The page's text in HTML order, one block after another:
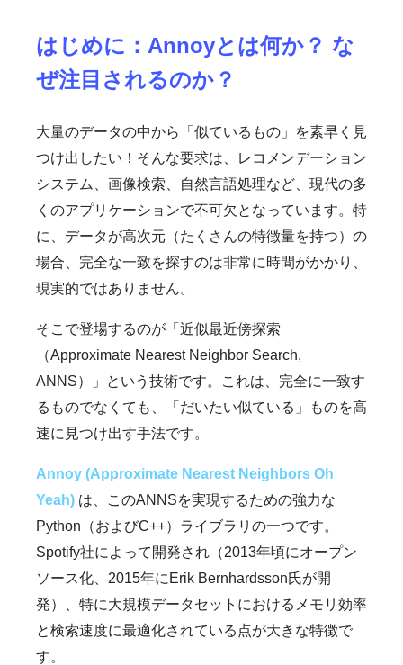
はじめに：Annoyとは何か？ な
ぜ注目されるのか？
大量のデータの中から「似ているもの」を素早く見
つけ出したい！そんな要求は、レコメンデーション
システム、画像検索、自然言語処理など、現代の多
くのアプリケーションで不可欠となっています。特
に、データが高次元（たくさんの特徴量を持つ）の
場合、完全な一致を探すのは非常に時間がかかり、
現実的ではありません。
そこで登場するのが「近似最近傍探索
（Approximate Nearest Neighbor Search,
ANNS）」という技術です。これは、完全に一致す
るものでなくても、「だいたい似ている」ものを高
速に見つけ出す手法です。
Annoy (Approximate Nearest Neighbors Oh
Yeah) は、このANNSを実現するための強力な
Python（およびC++）ライブラリの一つです。
Spotify社によって開発され（2013年頃にオープン
ソース化、2015年にErik Bernhardsson氏が開
発）、特に大規模データセットにおけるメモリ効率
と検索速度に最適化されている点が大きな特徴で
す。